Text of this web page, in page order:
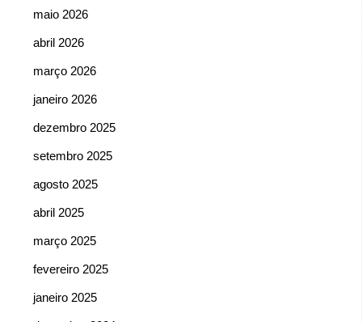
maio 2026
abril 2026
março 2026
janeiro 2026
dezembro 2025
setembro 2025
agosto 2025
abril 2025
março 2025
fevereiro 2025
janeiro 2025